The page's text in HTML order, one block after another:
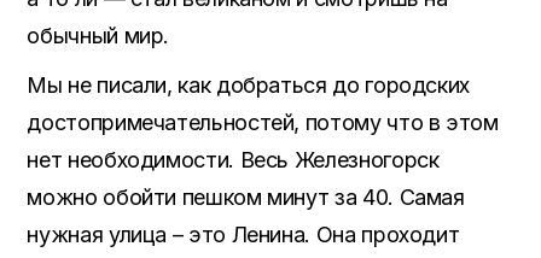
обычный мир.
Мы не писали, как добраться до городских
достопримечательностей, потому что в этом
нет необходимости. Весь Железногорск
можно обойти пешком минут за 40. Самая
нужная улица – это Ленина. Она проходит